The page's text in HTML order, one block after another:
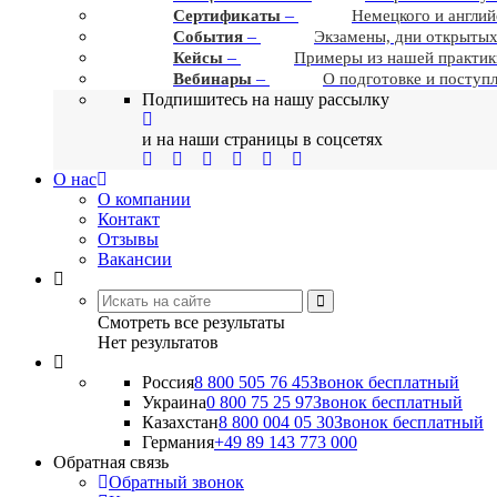
Сертификаты –
Немецкого и
События –
Экзамены, дни
Кейсы –
Примеры из нашей
Вебинары – О подготовке и
Подпишитесь на нашу рассылку
и на наши страницы в соцсетях
О нас
О компании
Контакт
Отзывы
Вакансии
Смотреть все результаты
Нет результатов
Россия8 800 505 76 45Звонок бесплатный
Украина0 800 75 25 97Звонок бесплатный
Казахстан8 800 004 05 30Звонок бесплатный
Германия+49 89 143 773 000
Обратная связь
Обратный звонок